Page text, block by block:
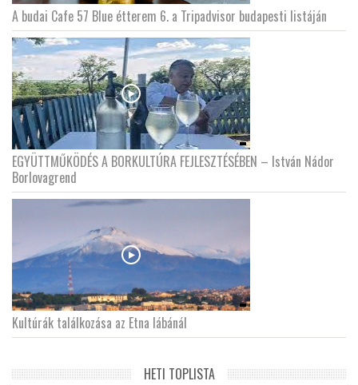
A budai Cafe 57 Blue étterem 6. a Tripadvisor budapesti listáján
EGYÜTTMŰKÖDÉS A BORKULTÚRA FEJLESZTÉSÉBEN – István Nádor
Borlovagrend
Kultúrák találkozása az Etna lábánál
HETI TOPLISTA